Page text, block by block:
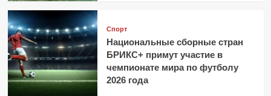
Спорт
Национальные сборные стран
БРИКС+ примут участие в
чемпионате мира по футболу
2026 года